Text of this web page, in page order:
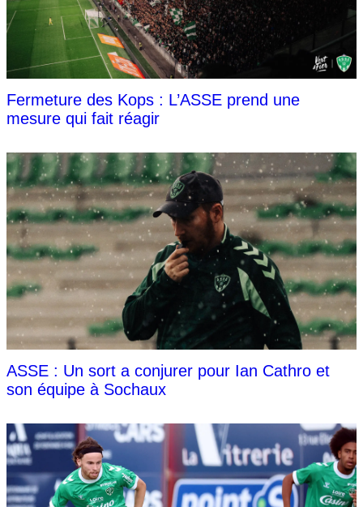
Fermeture des Kops : L’ASSE prend une
mesure qui fait réagir
ASSE : Un sort a conjurer pour Ian Cathro et
son équipe à Sochaux